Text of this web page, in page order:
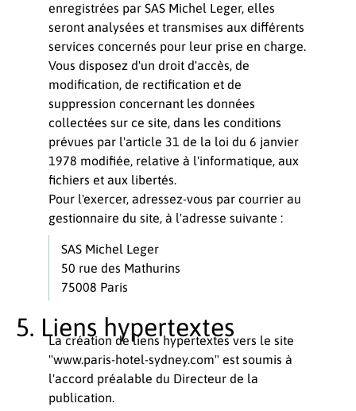
enregistrées par SAS Michel Leger, elles
seront analysées et transmises aux différents
services concernés pour leur prise en charge.
Vous disposez d'un droit d'accès, de
modification, de rectification et de
suppression concernant les données
collectées sur ce site, dans les conditions
prévues par l'article 31 de la loi du 6 janvier
1978 modifiée, relative à l'informatique, aux
fichiers et aux libertés.
Pour l'exercer, adressez-vous par courrier au
gestionnaire du site, à l'adresse suivante :
SAS Michel Leger
50 rue des Mathurins
75008 Paris
Liens hypertextes
La création de liens hypertextes vers le site
"www.paris-hotel-sydney.com" est soumis à
l'accord préalable du Directeur de la
publication.